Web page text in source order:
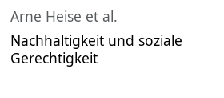
Arne Heise et al.
Nachhaltigkeit und soziale
Gerechtigkeit